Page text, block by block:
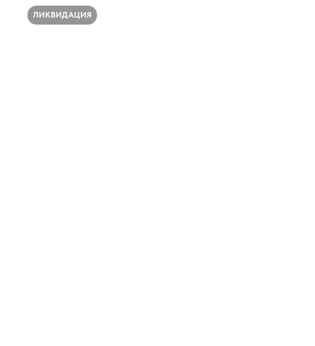
О нас
ЛИКВИДАЦИЯ